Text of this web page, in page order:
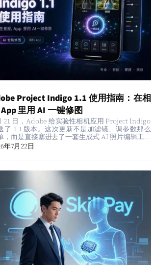
Project Indigo 1.1 使用指南：在相
里用 AI 一键修图
21 日，Adobe 给实验性相机应用 Project Indigo
了 1.1 版本。这次更新不是加滤镜、调参数那么
，而是直接塞进去了一套生成式 AI 照片编辑工具
Play…
年7月22日